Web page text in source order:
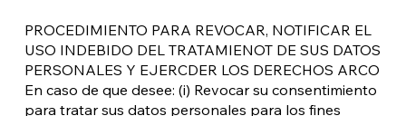
PROCEDIMIENTO PARA REVOCAR, NOTIFICAR EL
USO INDEBIDO DEL TRATAMIENOT DE SUS DATOS
PERSONALES Y EJERCDER LOS DERECHOS ARCO
En caso de que desee: (i) Revocar su consentimiento
para tratar sus datos personales para los fines